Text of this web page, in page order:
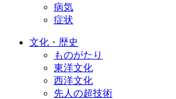
病気
症状
文化・歴史
ものがたり
東洋文化
西洋文化
先人の超技術